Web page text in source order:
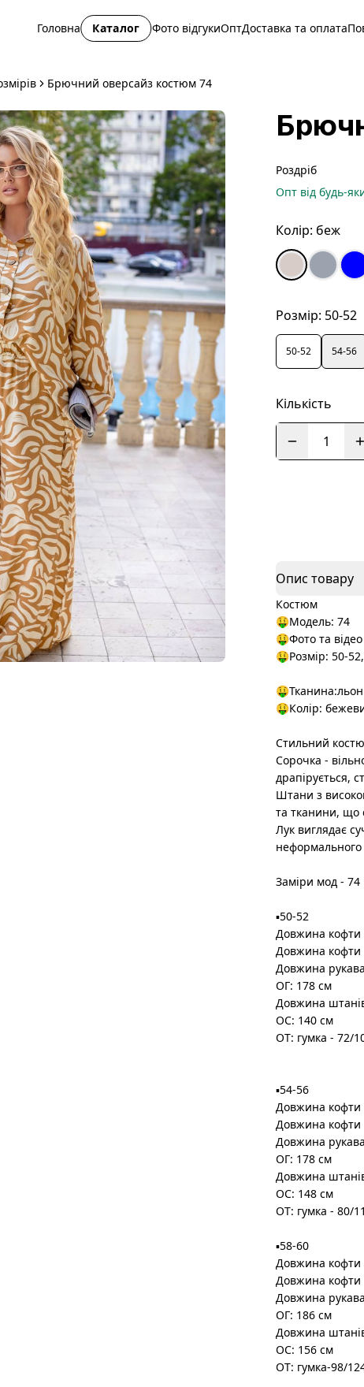
Головна Каталог Фото відгукиОптДоставка та оплата
Брючний оверсайз костюм 74
Роздріб
Опт від будь-
Колір: беж
Розмір: 50-52
50-52 54-56
Кількість
1
Опис товару
Костюм
🤑Модель: 74
🤑Фото та
🤑Розмір: 50-
🤑Колір:
Стильний
Сорочка -
драпірується,
Штани з
та тканини, що
Лук виглядає
неформального
Заміри мод -
▪️50-52
Довжина кофти
Довжина кофти
Довжина
ОГ: 178 см
Довжина
ОС: 140 см
ОТ: гумка - 72/
▪️54-56
Довжина кофти
Довжина кофти
Довжина
ОГ: 178 см
Довжина
ОС: 148 см
ОТ: гумка - 80/
▪️58-60
Довжина кофти
Довжина кофти
Довжина
ОГ: 186 см
Довжина
ОС: 156 см
ОТ: гумка-98/